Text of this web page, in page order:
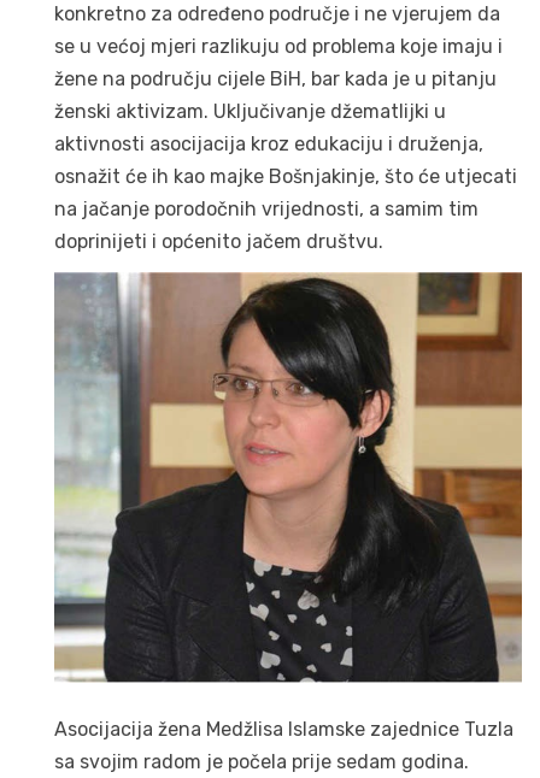
konkretno za određeno područje i ne vjerujem da
se u većoj mjeri razlikuju od problema koje imaju i
žene na području cijele BiH, bar kada je u pitanju
ženski aktivizam. Uključivanje džematlijki u
aktivnosti asocijacija kroz edukaciju i druženja,
osnažit će ih kao majke Bošnjakinje, što će utjecati
na jačanje porodočnih vrijednosti, a samim tim
doprinijeti i općenito jačem društvu.
Asocijacija žena Medžlisa Islamske zajednice Tuzla
sa svojim radom je počela prije sedam godina.